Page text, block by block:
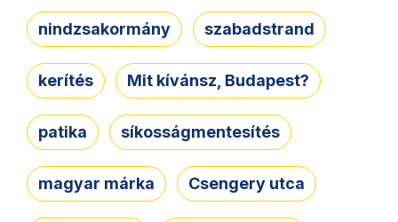
nindzsakormány szabadstrand
kerítés Mit kívánsz, Budapest?
patika síkosságmentesítés
magyar márka Csengery utca